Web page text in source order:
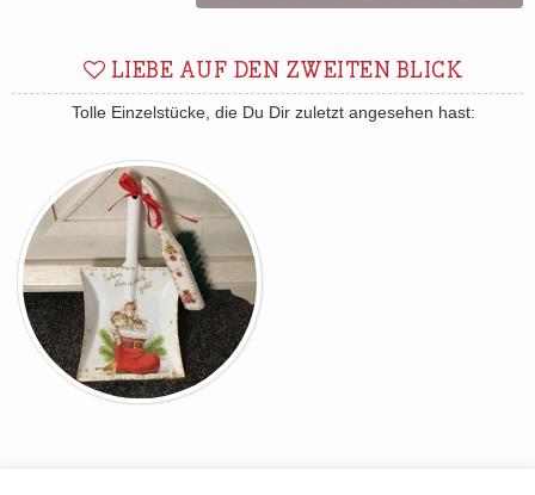
LIEBE AUF DEN ZWEITEN BLICK
Tolle Einzelstücke, die Du Dir zuletzt angesehen hast: